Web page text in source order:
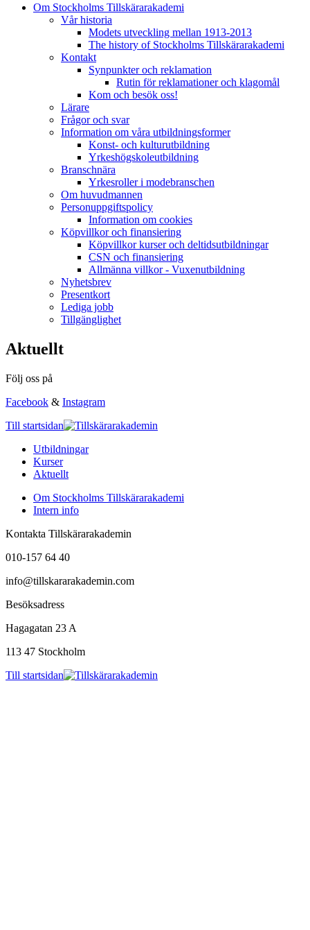
Om Stockholms Tillskärarakademi
Vår historia
Modets utveckling mellan 1913-2013
The history of Stockholms Tillskärarakademi
Kontakt
Synpunkter och reklamation
Rutin för reklamationer och klagomål
Kom och besök oss!
Lärare
Frågor och svar
Information om våra utbildningsformer
Konst- och kulturutbildning
Yrkeshögskoleutbildning
Branschnära
Yrkesroller i modebranschen
Om huvudmannen
Personuppgiftspolicy
Information om cookies
Köpvillkor och finansiering
Köpvillkor kurser och deltidsutbildningar
CSN och finansiering
Allmänna villkor - Vuxenutbildning
Nyhetsbrev
Presentkort
Lediga jobb
Tillgänglighet
Aktuellt
Följ oss på
Facebook & Instagram
Till startsidan
Utbildningar
Kurser
Aktuellt
Om Stockholms Tillskärarakademi
Intern info
Kontakta Tillskärarakademin
010-157 64 40
info@tillskararakademin.com
Besöksadress
Hagagatan 23 A
113 47 Stockholm
Till startsidan